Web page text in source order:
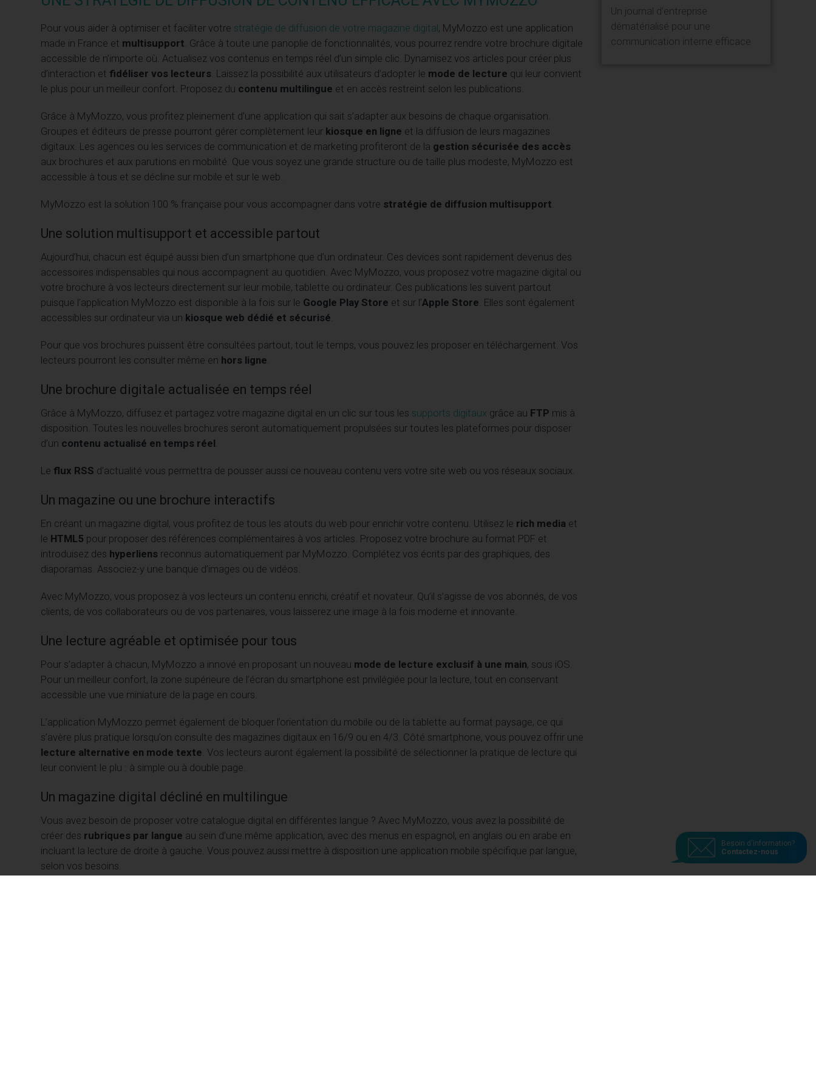
Besoin d'information?
Contactez-nous
Pour vous aider à optimiser et faciliter votre stratégie de diffusion de votre magazine digital, MyMozzo est une application
made in France et multisupport . Grâce à toute une panoplie de fonctionnalités, vous pourrez rendre votre brochure digitale
accessible de n’importe où. Actualisez vos contenus en temps réel d’un simple clic. Dynamisez vos articles pour créer plus
d’interaction et fidéliser vos lecteurs . Laissez la possibilité aux utilisateurs d’adopter le mode de lecture qui leur convient
le plus pour un meilleur confort. Proposez du contenu multilingue et en accès restreint selon les publications.
Grâce à MyMozzo, vous profitez pleinement d’une application qui sait s’adapter aux besoins de chaque organisation.
Groupes et éditeurs de presse pourront gérer complètement leur kiosque en ligne et la diffusion de leurs magazines
digitaux. Les agences ou les services de communication et de marketing profiteront de la gestion sécurisée des accès
aux brochures et aux parutions en mobilité. Que vous soyez une grande structure ou de taille plus modeste, MyMozzo est
accessible à tous et se décline sur mobile et sur le web.
MyMozzo est la solution 100 % française pour vous accompagner dans votre stratégie de diffusion multisupport
Une solution multisupport et accessible partout
Aujourd’hui, chacun est équipé aussi bien d’un smartphone que d’un ordinateur. Ces devices sont rapidement devenus des
accessoires indispensables qui nous accompagnent au quotidien. Avec MyMozzo, vous proposez votre magazine digital ou
votre brochure à vos lecteurs directement sur leur mobile, tablette ou ordinateur. Ces publications les suivent partout
puisque l’application MyMozzo est disponible à la fois sur le Google Play Store et sur l’Apple Store . Elles sont également
accessibles sur ordinateur via un kiosque web dédié et sécurisé
Pour que vos brochures puissent être consultées partout, tout le temps, vous pouvez les proposer en téléchargement. Vos
lecteurs pourront les consulter même en hors ligne
Une brochure digitale actualisée en temps réel
Grâce à MyMozzo, diffusez et partagez votre magazine digital en un clic sur tous les supports digitaux grâce au FTP mis à
disposition. Toutes les nouvelles brochures seront automatiquement propulsées sur toutes les plateformes pour disposer
d’un contenu actualisé en temps réel
Le flux RSS d’actualité vous permettra de pousser aussi ce nouveau contenu vers votre site web ou vos réseaux sociaux.
Un magazine ou une brochure interactifs
En créant un magazine digital, vous profitez de tous les atouts du web pour enrichir votre contenu. Utilisez le rich media et
le HTML5 pour proposer des références complémentaires à vos articles. Proposez votre brochure au format PDF et
introduisez des hyperliens reconnus automatiquement par MyMozzo. Complétez vos écrits par des graphiques, des
diaporamas. Associez-y une banque d’images ou de vidéos.
Avec MyMozzo, vous proposez à vos lecteurs un contenu enrichi, créatif et novateur. Qu’il s’agisse de vos abonnés, de vos
clients, de vos collaborateurs ou de vos partenaires, vous laisserez une image à la fois moderne et innovante.
Une lecture agréable et optimisée pour tous
Pour s’adapter à chacun, MyMozzo a innové en proposant un nouveau mode de lecture exclusif à une main, sous iOS.
Pour un meilleur confort, la zone supérieure de l’écran du smartphone est privilégiée pour la lecture, tout en conservant
accessible une vue miniature de la page en cours.
L’application MyMozzo permet également de bloquer l’orientation du mobile ou de la tablette au format paysage, ce qui
s’avère plus pratique lorsqu’on consulte des magazines digitaux en 16/9 ou en 4/3. Côté smartphone, vous pouvez offrir une
lecture alternative en mode texte . Vos lecteurs auront également la possibilité de sélectionner la pratique de lecture qui
leur convient le plu : à simple ou à double page.
Un magazine digital décliné en multilingue
Vous avez besoin de proposer votre catalogue digital en différentes langue ? Avec MyMozzo, vous avez la possibilité de
créer des rubriques par langue au sein d’une même application, avec des menus en espagnol, en anglais ou en arabe en
incluant la lecture de droite à gauche. Vous pouvez aussi mettre à disposition une application mobile spécifique par langue,
selon vos besoins.
Un journal d’entreprise
dématérialisé pour une
communication interne efficace